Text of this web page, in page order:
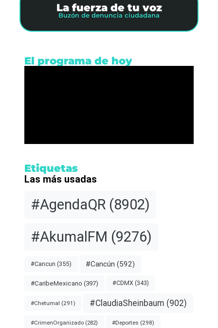
La fuerza de tu voz
Buzón de denuncia ciudadana
El programa de hoy
Etiquetas
Las más usadas
#AgendaQR (8902)
#AkumalFM (9276)
#Cancun (355) #Cancún (592)
#CaribeMexicano (397) #CDMX (343)
#Chetumal (291) #ClaudiaSheinbaum (902)
#CrimenOrganizado (282) #Deportes (298)